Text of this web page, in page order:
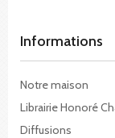
Informations
Notre maison
Librairie Honoré
Diffusions